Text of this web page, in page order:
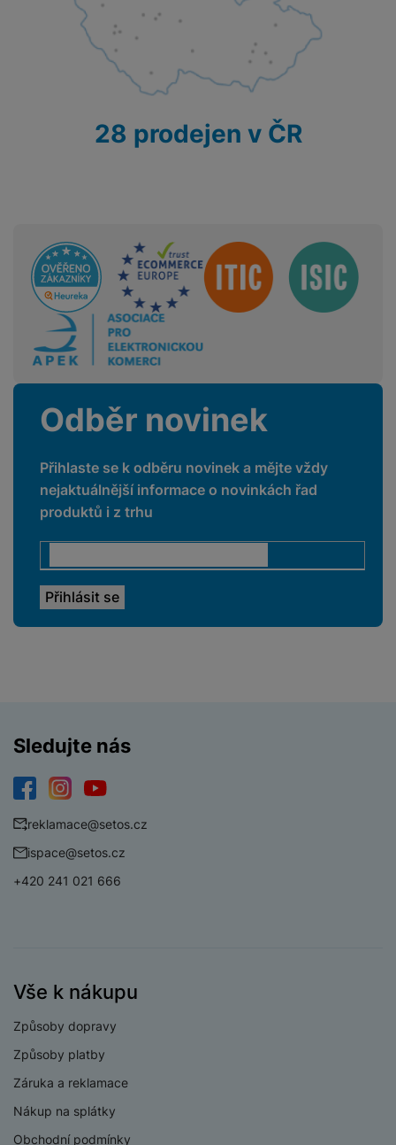
28 prodejen v ČR
Sdružení
Odběr novinek
Přihlaste se k odběru novinek a mějte vždy
nejaktuálnější informace o novinkách řad
produktů i z trhu
Sledujte nás
reklamace@setos.cz
ispace@setos.cz
+420 241 021 666
Vše k nákupu
Způsoby dopravy
Způsoby platby
Záruka a reklamace
Nákup na splátky
Obchodní podmínky